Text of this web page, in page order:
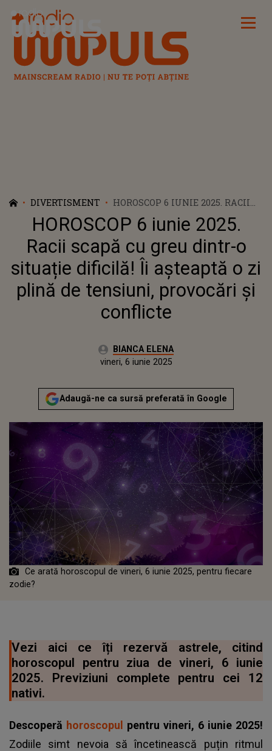
Radio Impuls
DIVERTISMENT
HOROSCOP 6 IUNIE 2025. RACII
SCAPĂ CU GREU DINTR-O
SITUAȚIE DIFICILĂ! ÎI AȘTEAPTĂ
O ZI PLINĂ DE TENSIUNI,
PROVOCĂRI ȘI CONFLICTE
HOROSCOP 6 iunie 2025.
Racii scapă cu greu dintr-o
situație dificilă! Îi așteaptă o zi
plină de tensiuni, provocări și
conflicte
Autor:BIANCA ELENA
Actualizat:
vineri, 6 iunie 2025
Adaugă-ne ca sursă preferată în Google
Ce arată horoscopul de vineri, 6 iunie 2025, pentru fiecare
zodie?
Vezi aici ce îți rezervă astrele, citind
horoscopul pentru ziua de vineri, 6 iunie
2025. Previziuni complete pentru cei 12
nativi.
Descoperă horoscopul pentru vineri, 6 iunie 2025!
Zodiile simt nevoia să încetinească puțin ritmul